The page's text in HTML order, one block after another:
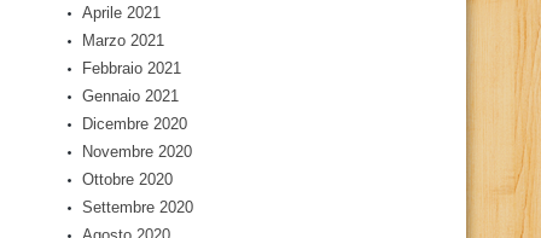
Aprile 2021
Marzo 2021
Febbraio 2021
Gennaio 2021
Dicembre 2020
Novembre 2020
Ottobre 2020
Settembre 2020